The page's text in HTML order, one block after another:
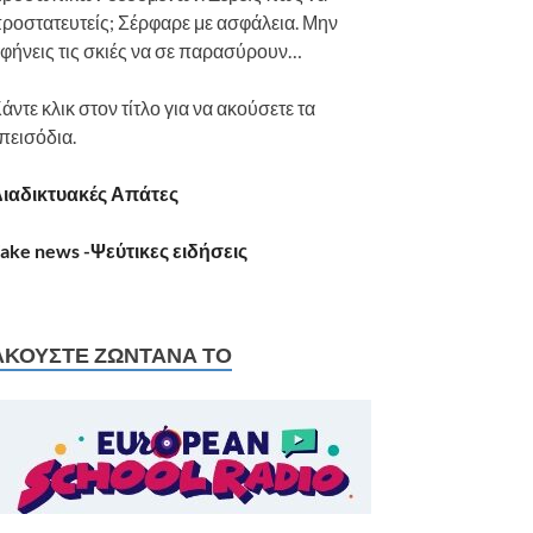
Σέρφαρε με ασφάλεια. Μην
τις σκιές να σε παρασύρουν…
κλικ στον τίτλο για να ακούσετε τα
Απάτες
news -Ψεύτικες ειδήσεις
ΖΩΝΤΑΝΆ ΤΟ